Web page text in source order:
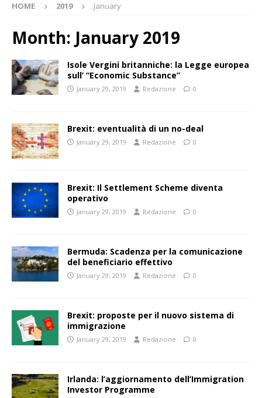
HOME 2019 January
Month: January 2019
Isole Vergini britanniche: la Legge europea
sull’ “Economic Substance”
January 29, 2019 Redazione 0
Brexit: eventualità di un no-deal
January 29, 2019 Redazione 0
Brexit: Il Settlement Scheme diventa
operativo
January 29, 2019 Redazione 0
Bermuda: Scadenza per la comunicazione
del beneficiario effettivo
January 29, 2019 Redazione 0
Brexit: proposte per il nuovo sistema di
immigrazione
January 29, 2019 Redazione 0
Irlanda: l’aggiornamento dell’Immigration
Investor Programme